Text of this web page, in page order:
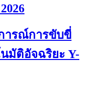
ารณ์การขับขี่
มัติอัจฉริยะ Y-